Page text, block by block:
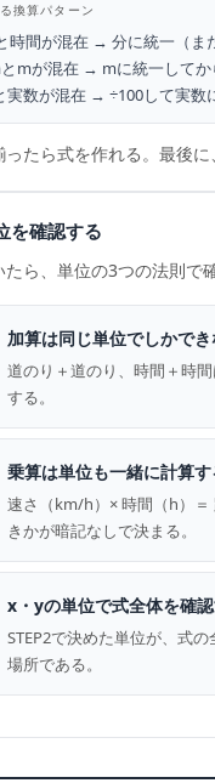
換算パターン
時間が混在 → 分に統一（ま
mが混在 → mに統一してか
実数が混在 → ÷100して実数
たら式を作れる。最後
を確認する
ら、単位の3つの法則で
加算は同じ単位でしかで
道のり＋道のり、時間＋時
する。
乗算は単位も一緒に計算す
速さ（km/h）× 時間（h）
きかが暗記なしで決まる。
x・yの単位で式全体を確
STEP2で決めた単位が、式
場所である。